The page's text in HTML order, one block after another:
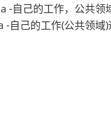
-自己的工作，公共领
-自己的工作(公共领域